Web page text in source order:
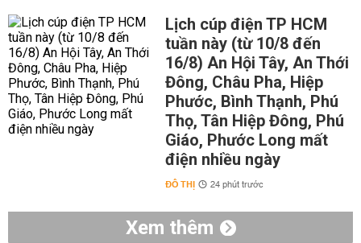
Lịch cúp điện TP HCM
tuần này (từ 10/8 đến
16/8) An Hội Tây, An Thới
Đông, Châu Pha, Hiệp
Phước, Bình Thạnh, Phú
Thọ, Tân Hiệp Đông, Phú
Giáo, Phước Long mất
điện nhiều ngày
ĐÔ THỊ 24 phút trước
Xem thêm